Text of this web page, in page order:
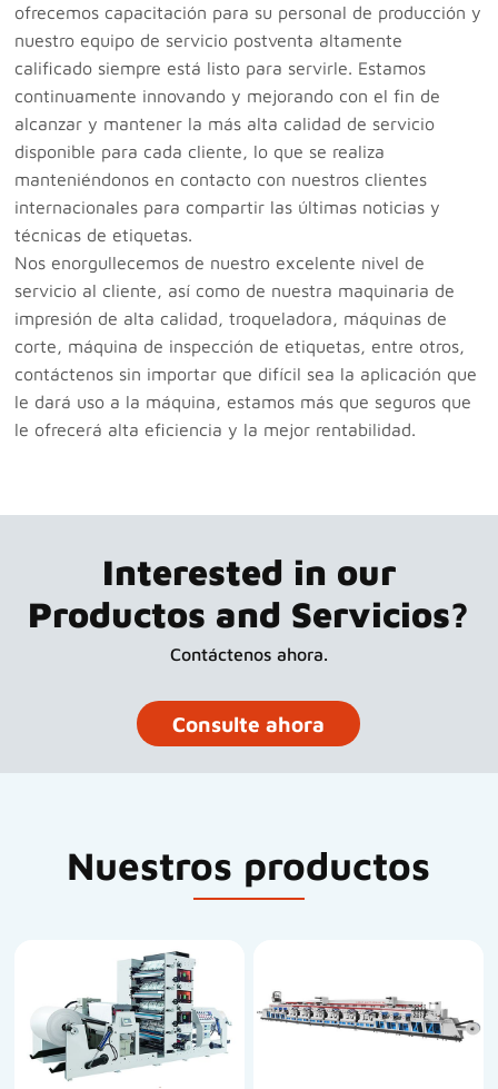
ofrecemos capacitación para su personal de producción y
nuestro equipo de servicio postventa altamente
calificado siempre está listo para servirle. Estamos
continuamente innovando y mejorando con el fin de
alcanzar y mantener la más alta calidad de servicio
disponible para cada cliente, lo que se realiza
manteniéndonos en contacto con nuestros clientes
internacionales para compartir las últimas noticias y
técnicas de etiquetas.
Nos enorgullecemos de nuestro excelente nivel de
servicio al cliente, así como de nuestra maquinaria de
impresión de alta calidad, troqueladora, máquinas de
corte, máquina de inspección de etiquetas, entre otros,
contáctenos sin importar que difícil sea la aplicación que
le dará uso a la máquina, estamos más que seguros que
le ofrecerá alta eficiencia y la mejor rentabilidad.
Interested in our
Productos and Servicios?
Contáctenos ahora.
Consulte ahora
Nuestros productos